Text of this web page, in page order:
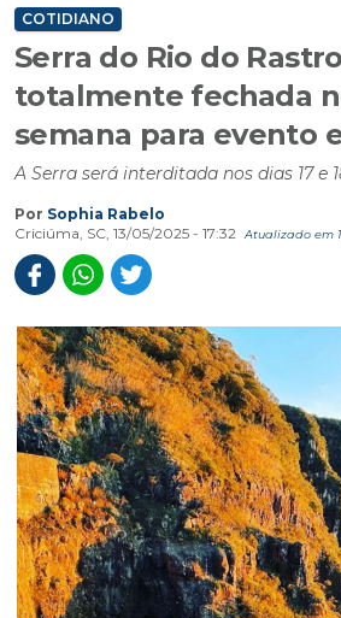
COTIDIANO
Serra do Rio do
totalmente fechada
semana para evento
A Serra será interditada nos dias 17 e
Por Sophia Rabelo
Criciúma, SC, 13/05/2025 - 17:32
Atualizado em